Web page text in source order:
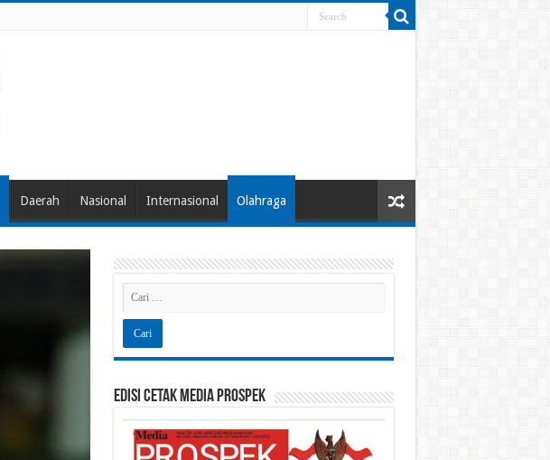
Daerah Nasional Internasional Olahraga
Edisi Cetak Media Prospek